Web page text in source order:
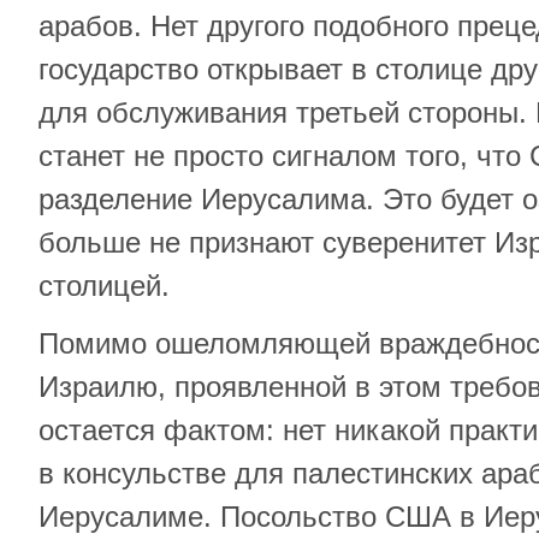
арабов. Нет другого подобного
государство открывает в столице
для обслуживания третьей
станет не просто сигналом того,
разделение Иерусалима. Это будет
больше не признают суверенитет
столицей.
Помимо ошеломляющей
Израилю, проявленной в этом
остается фактом: нет никакой
в консульстве для палестинских
Иерусалиме. Посольство США в